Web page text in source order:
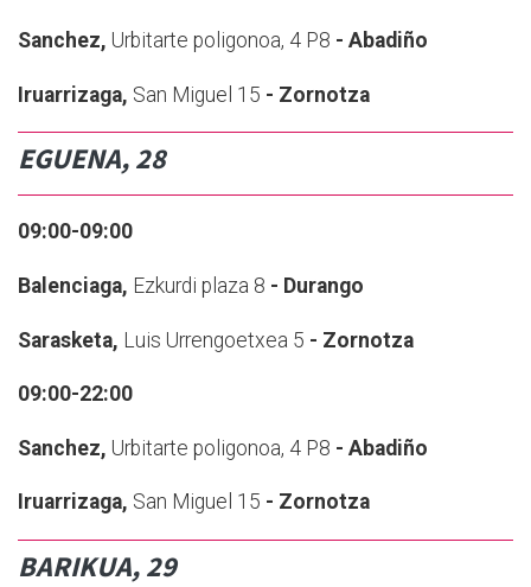
Sanchez, Urbitarte poligonoa, 4 P8 - Abadiño
Iruarrizaga, San Miguel 15 - Zornotza
EGUENA, 28
09:00-09:00
Balenciaga, Ezkurdi plaza 8 - Durango
Sarasketa, Luis Urrengoetxea 5 - Zornotza
09:00-22:00
Sanchez, Urbitarte poligonoa, 4 P8 - Abadiño
Iruarrizaga, San Miguel 15 - Zornotza
BARIKUA, 29